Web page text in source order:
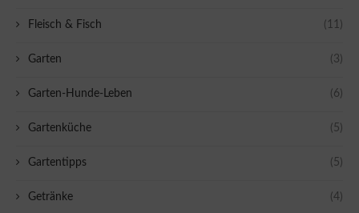
Fleisch & Fisch (11)
Garten (3)
Garten-Hunde-Leben (6)
Gartenküche (5)
Gartentipps (5)
Getränke (4)